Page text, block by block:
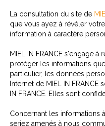
La consultation du site de
que vous ayez à révéler
information à caractère
MIEL IN FRANCE s'engage
protéger les informations
particulier, les données
Internet de MIEL IN FRANCE
IN FRANCE. Elles sont
Concernant les informations
seriez amenés à nous